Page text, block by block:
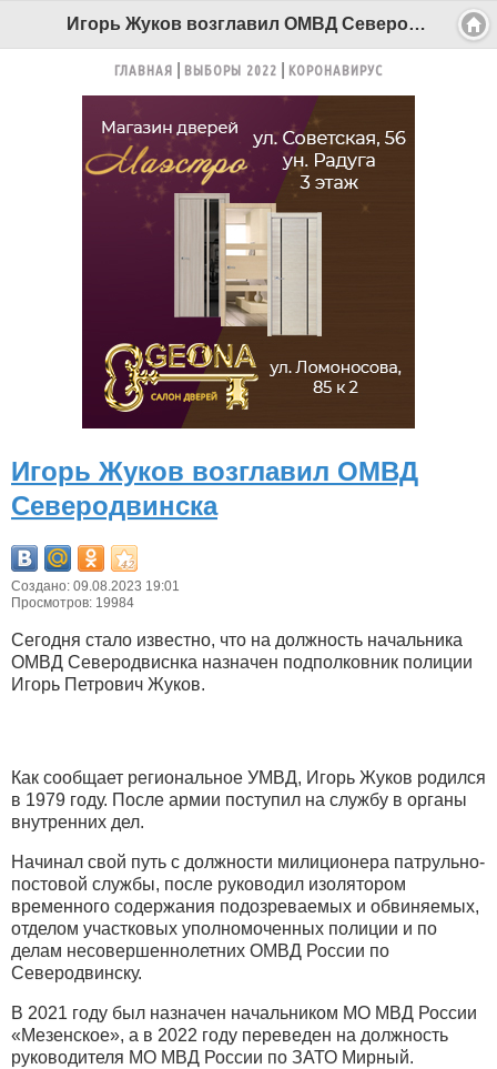
Игорь Жуков возглавил ОМВД Северодвинска - Беломорканал Северодвинск tv29.ru
ГЛАВНАЯ ВЫБОРЫ 2022 КОРОНАВИРУС
Игорь Жуков возглавил ОМВД
Северодвинска
Создано: 09.08.2023 19:01
Просмотров: 19984
Сегодня стало известно, что на должность начальника
ОМВД Северодвиснка назначен подполковник полиции
Игорь Петрович Жуков.
Как сообщает региональное УМВД, Игорь Жуков родился
в 1979 году. После армии поступил на службу в органы
внутренних дел.
Начинал свой путь с должности милиционера патрульно-
постовой службы, после руководил изолятором
временного содержания подозреваемых и обвиняемых,
отделом участковых уполномоченных полиции и по
делам несовершеннолетних ОМВД России по
Северодвинску.
В 2021 году был назначен начальником МО МВД России
«Мезенское», а в 2022 году переведен на должность
руководителя МО МВД России по ЗАТО Мирный.